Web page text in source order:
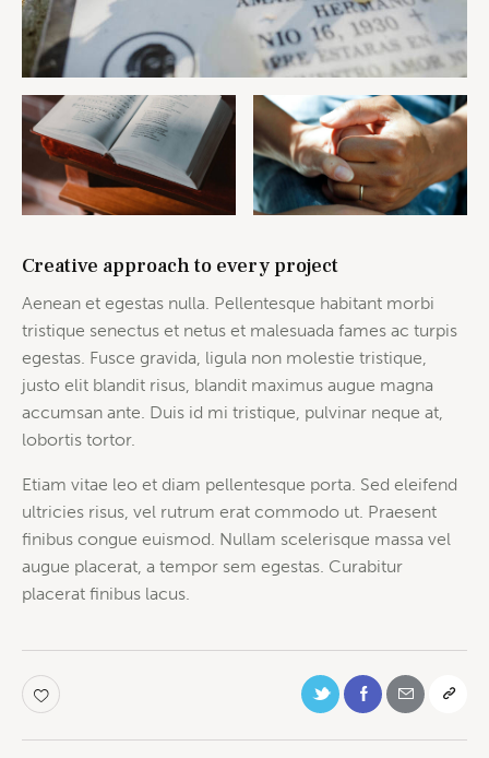
Creative approach to every project
Aenean et egestas nulla. Pellentesque habitant morbi
tristique senectus et netus et malesuada fames ac turpis
egestas. Fusce gravida, ligula non molestie tristique,
justo elit blandit risus, blandit maximus augue magna
accumsan ante. Duis id mi tristique, pulvinar neque at,
lobortis tortor.
Etiam vitae leo et diam pellentesque porta. Sed eleifend
ultricies risus, vel rutrum erat commodo ut. Praesent
finibus congue euismod. Nullam scelerisque massa vel
augue placerat, a tempor sem egestas. Curabitur
placerat finibus lacus.